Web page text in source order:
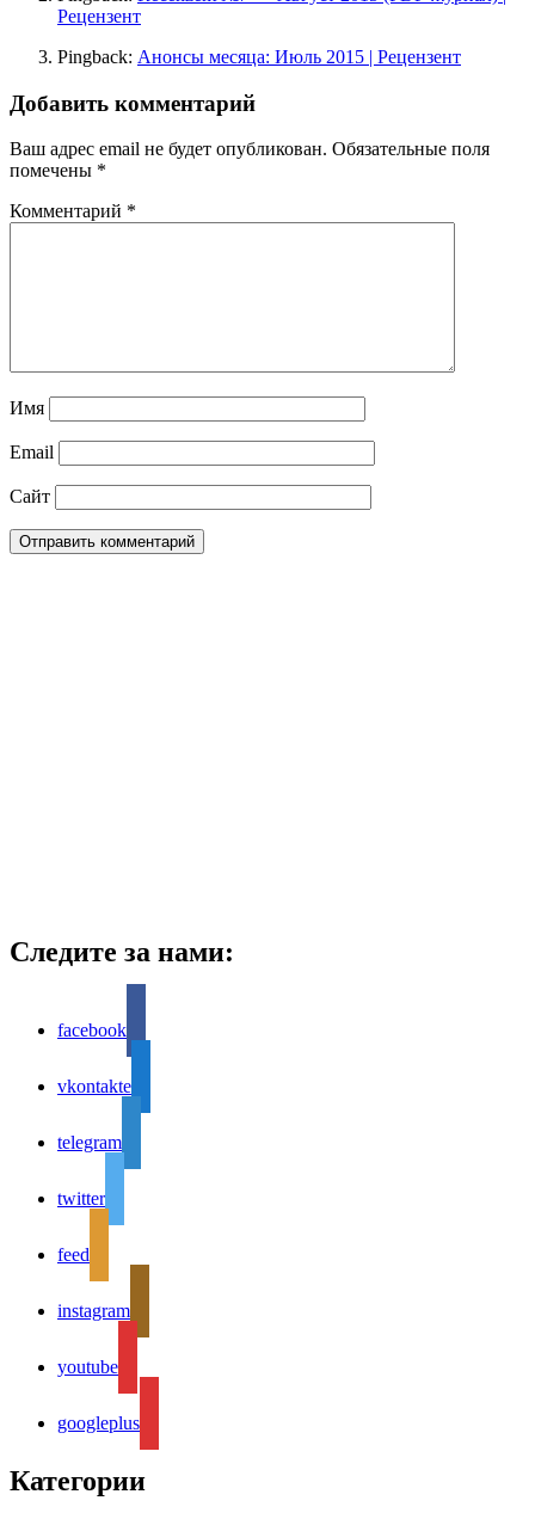
Рецензент
Pingback: Анонсы месяца: Июль 2015 | Рецензент
Добавить комментарий
Ваш адрес email не будет опубликован. Обязательные поля
помечены *
Комментарий *
Имя
Email
Сайт
Следите за нами:
facebook
vkontakte
telegram
twitter
feed
instagram
youtube
googleplus
Категории